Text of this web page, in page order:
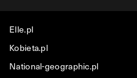
Elle.pl
Kobieta.pl
National-geographic.pl